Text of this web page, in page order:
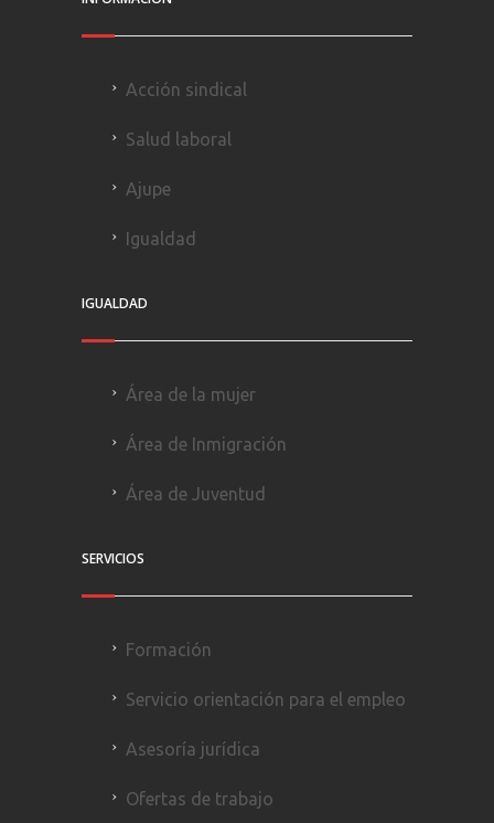
Acción sindical
Salud laboral
Ajupe
Igualdad
IGUALDAD
Área de la mujer
Área de Inmigración
Área de Juventud
SERVICIOS
Formación
Servicio orientación para el empleo
Asesoría jurídica
Ofertas de trabajo